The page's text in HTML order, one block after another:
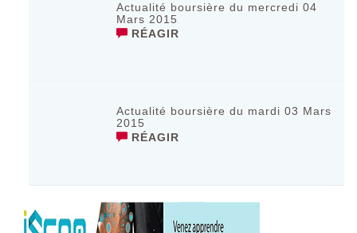
Actualité boursière du mercredi 04
Mars 2015
RÉAGIR
Actualité boursière du mardi 03 Mars
2015
RÉAGIR